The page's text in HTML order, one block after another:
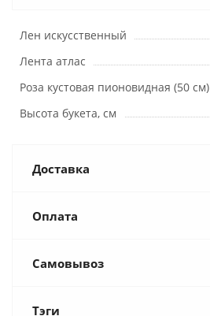
Лен искусственный
Лента атлас
Роза кустовая пионовидная (50 см)
Высота букета, см
Доставка
Оплата
Самовывоз
Тэги